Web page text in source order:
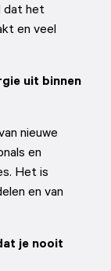
dat het
en veel
uit binnen
nieuwe
en
Het is
en van
je nooit